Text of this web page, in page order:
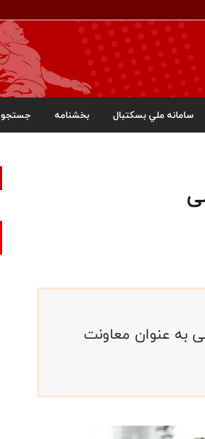
سامانه ملي بسکتبال بخشنامه جستجو
به عنوان معاونت